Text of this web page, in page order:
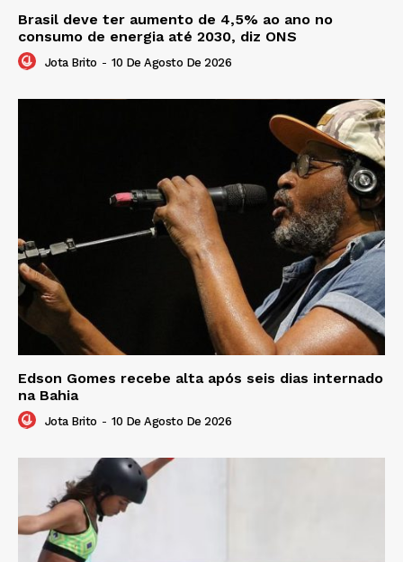
Brasil deve ter aumento de 4,5% ao ano no
consumo de energia até 2030, diz ONS
Jota Brito - 10 De Agosto De 2026
Edson Gomes recebe alta após seis dias internado
na Bahia
Jota Brito - 10 De Agosto De 2026